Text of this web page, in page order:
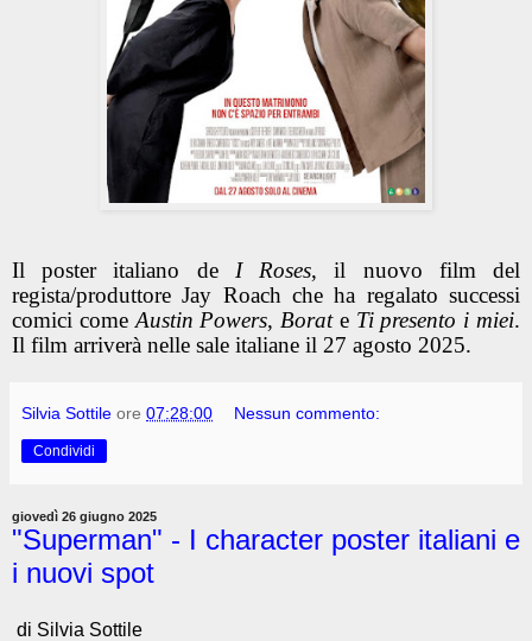
Il poster italiano de I Roses, il nuovo film del
regista/produttore Jay Roach che ha regalato successi
comici come Austin Powers, Borat e Ti presento i miei.
Il film arriverà nelle sale italiane il 27 agosto 2025.
Silvia Sottile ore 07:28:00 Nessun commento:
Condividi
giovedì 26 giugno 2025
"Superman" - I character poster italiani e
i nuovi spot
di Silvia Sottile